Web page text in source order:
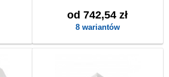
od 742,54 zł
8 wariantów